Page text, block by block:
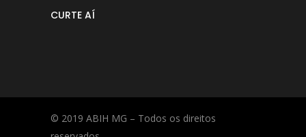
CURTE AÍ
© 2019 ABIH MG – Todos os direitos